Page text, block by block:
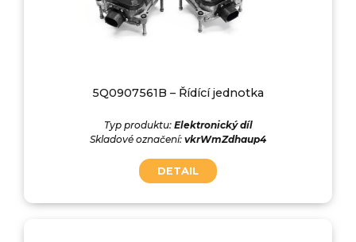
5Q0907561B – Řídící jednotka
Typ produktu: Elektronický díl
Skladové označení: vkrWmZdhaup4
DETAIL